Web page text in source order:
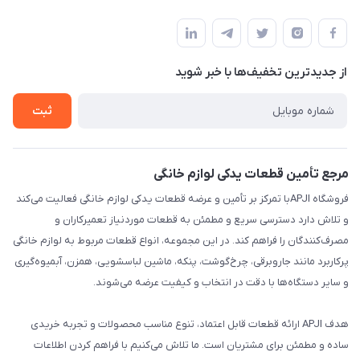
لیست محصولات
درباره ما
قوانین و مقررات
حریم خصوصی
راهنما
از جدید‌ترین تخفیف‌ها با‌ خبر شوید
ثبت
مرجع تأمین قطعات یدکی لوازم خانگی
فروشگاه APJIبا تمرکز بر تأمین و عرضه قطعات یدکی لوازم خانگی فعالیت می‌کند
و تلاش دارد دسترسی سریع و مطمئن به قطعات موردنیاز تعمیرکاران و
مصرف‌کنندگان را فراهم کند. در این مجموعه، انواع قطعات مربوط به لوازم خانگی
پرکاربرد مانند جاروبرقی، چرخ‌گوشت، پنکه، ماشین لباسشویی، همزن، آبمیوه‌گیری
و سایر دستگاه‌ها با دقت در انتخاب و کیفیت عرضه می‌شوند.
هدف APJI ارائه قطعات قابل اعتماد، تنوع مناسب محصولات و تجربه خریدی
ساده و مطمئن برای مشتریان است. ما تلاش می‌کنیم با فراهم کردن اطلاعات